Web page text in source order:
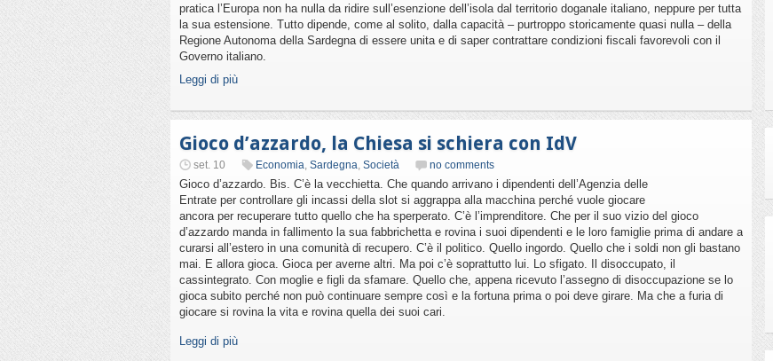
pratica l’Europa non ha nulla da ridire sull’esenzione dell’isola dal territorio doganale italiano, neppure per tutta
la sua estensione. Tutto dipende, come al solito, dalla capacità – purtroppo storicamente quasi nulla – della
Regione Autonoma della Sardegna di essere unita e di saper contrattare condizioni fiscali favorevoli con il
Governo italiano.
Leggi di più
Gioco d’azzardo, la Chiesa si schiera con IdV
set. 10 Economia, Sardegna, Società no comments
Gioco d’azzardo. Bis. C’è la vecchietta. Che quando arrivano i dipendenti dell’Agenzia delle
Entrate per controllare gli incassi della slot si aggrappa alla macchina perché vuole giocare
ancora per recuperare tutto quello che ha sperperato. C’è l’imprenditore. Che per il suo vizio del gioco
d’azzardo manda in fallimento la sua fabbrichetta e rovina i suoi dipendenti e le loro famiglie prima di andare a
curarsi all’estero in una comunità di recupero. C’è il politico. Quello ingordo. Quello che i soldi non gli bastano
mai. E allora gioca. Gioca per averne altri. Ma poi c’è soprattutto lui. Lo sfigato. Il disoccupato, il
cassintegrato. Con moglie e figli da sfamare. Quello che, appena ricevuto l’assegno di disoccupazione se lo
gioca subito perché non può continuare sempre così e la fortuna prima o poi deve girare. Ma che a furia di
giocare si rovina la vita e rovina quella dei suoi cari.
Leggi di più